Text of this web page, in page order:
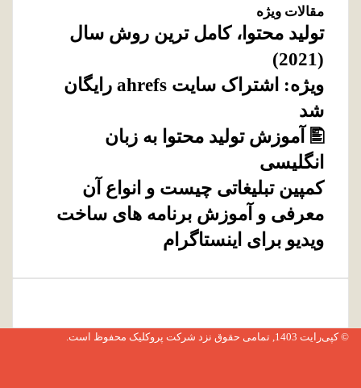
مقالات ویژه
توليد محتوا، کامل ترین روش سال
(2021)
ویژه: اشتراک سایت ahrefs رایگان
شد
🖺 آموزش تولید محتوا به زبان
انگلیسی
کمپین تبلیغاتی چیست و انواع آن
معرفی و آموزش برنامه های ساخت
ویدیو برای اینستاگرام
© کپی‌رایت 1403, تمامی حقوق نزد شرکت پروکلیک محفوظ است.